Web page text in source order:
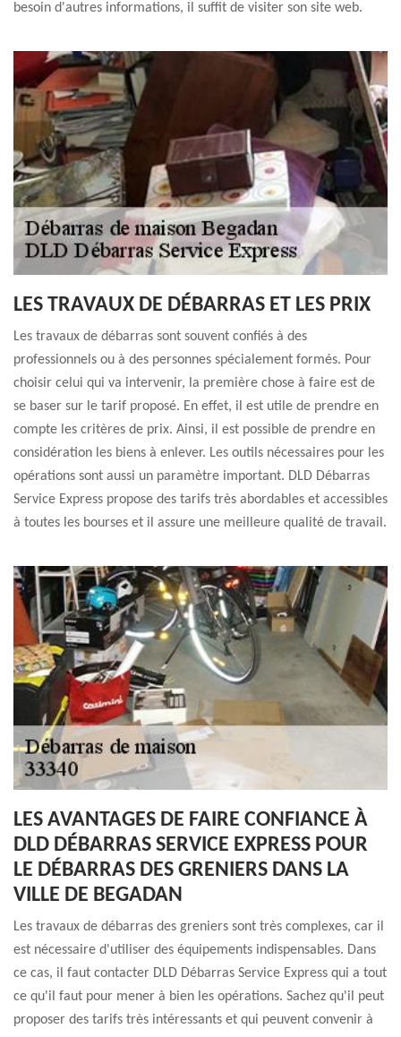
besoin d'autres informations, il suffit de visiter son site web.
LES TRAVAUX DE DÉBARRAS ET LES PRIX
Les travaux de débarras sont souvent confiés à des
professionnels ou à des personnes spécialement formés. Pour
choisir celui qui va intervenir, la première chose à faire est de
se baser sur le tarif proposé. En effet, il est utile de prendre en
compte les critères de prix. Ainsi, il est possible de prendre en
considération les biens à enlever. Les outils nécessaires pour les
opérations sont aussi un paramètre important. DLD Débarras
Service Express propose des tarifs très abordables et accessibles
à toutes les bourses et il assure une meilleure qualité de travail.
LES AVANTAGES DE FAIRE CONFIANCE À
DLD DÉBARRAS SERVICE EXPRESS POUR
LE DÉBARRAS DES GRENIERS DANS LA
VILLE DE BEGADAN
Les travaux de débarras des greniers sont très complexes, car il
est nécessaire d'utiliser des équipements indispensables. Dans
ce cas, il faut contacter DLD Débarras Service Express qui a tout
ce qu'il faut pour mener à bien les opérations. Sachez qu'il peut
proposer des tarifs très intéressants et qui peuvent convenir à